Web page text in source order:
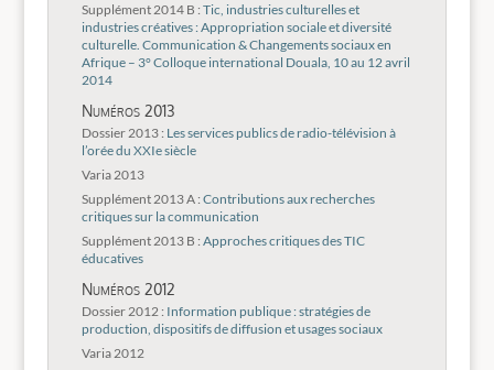
Supplément 2014 B : Tic, industries culturelles et
industries créatives : Appropriation sociale et diversité
culturelle. Communication & Changements sociaux en
Afrique – 3° Colloque international Douala, 10 au 12 avril
2014
Numéros 2013
Dossier 2013 : Les services publics de radio-télévision à
l’orée du XXIe siècle
Varia 2013
Supplément 2013 A : Contributions aux recherches
critiques sur la communication
Supplément 2013 B : Approches critiques des TIC
éducatives
Numéros 2012
Dossier 2012 : Information publique : stratégies de
production, dispositifs de diffusion et usages sociaux
Varia 2012